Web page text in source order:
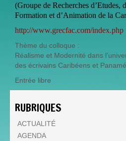
(Groupe de Recherches d’Etudes,
Formation et d’Animation de la
http://www.grecfac.com/index.php
Thème du colloque :
Réalisme et Modernité dans
des écrivains Caribéens et
Entrée libre
RUBRIQUES
ACTUALITÉ
AGENDA